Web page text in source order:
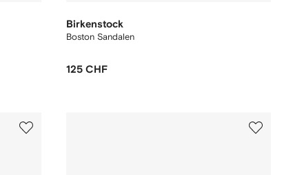
Birkenstock
Boston Sandalen
125 CHF